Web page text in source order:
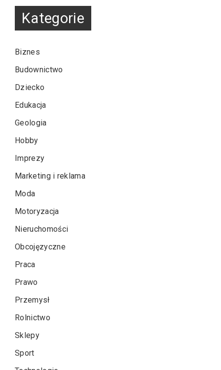
Kategorie
Biznes
Budownictwo
Dziecko
Edukacja
Geologia
Hobby
Imprezy
Marketing i reklama
Moda
Motoryzacja
Nieruchomości
Obcojęzyczne
Praca
Prawo
Przemysł
Rolnictwo
Sklepy
Sport